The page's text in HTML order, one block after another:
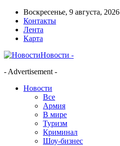
Воскресенье, 9 августа, 2026
Контакты
Лента
Карта
Новости -
- Advertisement -
Новости
Все
Армия
В мире
Туризм
Криминал
Шоу-бизнес